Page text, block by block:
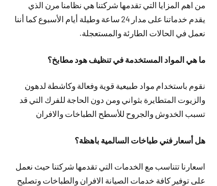
من اهم المزايا التي تقدمها شركتنا هي نظامنا مرن الذي
يقدم خدماتنا على مدار 24 ساعة وطيلة أيام الأسبوع كما أننا
نعمل في الحالات الطارئة والمستعجلة.
ما هي المواد المستخدمة في تنظيف هود مطابخ؟
نقوم باستخدام مواد طبيعية قوية وفعالة وكاشطة لدهون
والزيوت المتطايرة بثواني ومن دون الحاجة للفرك التي قد
تسبب الخدوش والجروح للأسطح الطباخات والافران
هل أسعار فني طباخات السالمية باهظة؟
اسعارنا تتناسب مع الخدمات التي تقدمها شركتنا حيث نعمل
على توفير كافة خدمات الصيانة الافران والطباخات وتصليح